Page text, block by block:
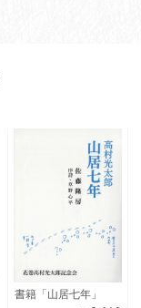
書籍「山居七年」